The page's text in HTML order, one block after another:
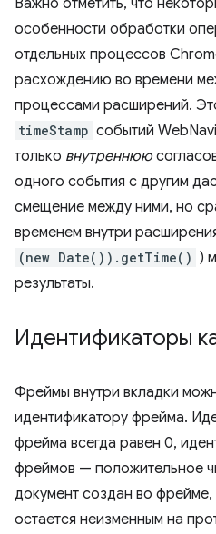
Важно отметить, что
особенности обработки
отдельных процессов
расхождению во времени
процессами расширений.
timeStamp событий
только внутреннюю
одного события с другим
смещение между ними, но
временем внутри
(new Date()).getTime() )
результаты.
Идентификаторы
Фреймы внутри вкладки
идентификатору фрейма.
фрейма всегда равен 0,
фреймов — положительное
документ создан во фрейме,
остается неизменным на